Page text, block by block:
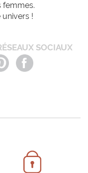
femmes.
univers !
SOCIAUX